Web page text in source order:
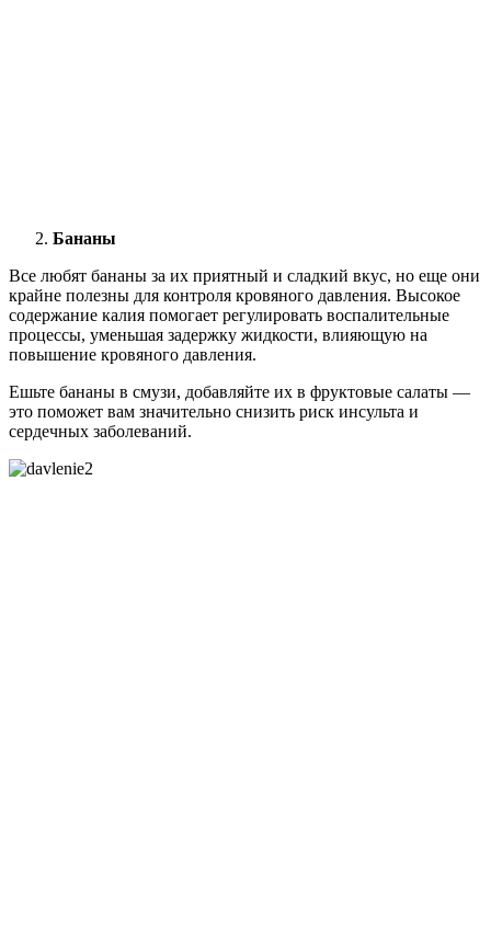
Бананы
Все любят бананы за их приятный и сладкий вкус, но еще они
крайне полезны для контроля кровяного давления. Высокое
содержание калия помогает регулировать воспалительные
процессы, уменьшая задержку жидкости, влияющую на
повышение кровяного давления.
Ешьте бананы в смузи, добавляйте их в фруктовые салаты —
это поможет вам значительно снизить риск инсульта и
сердечных заболеваний.